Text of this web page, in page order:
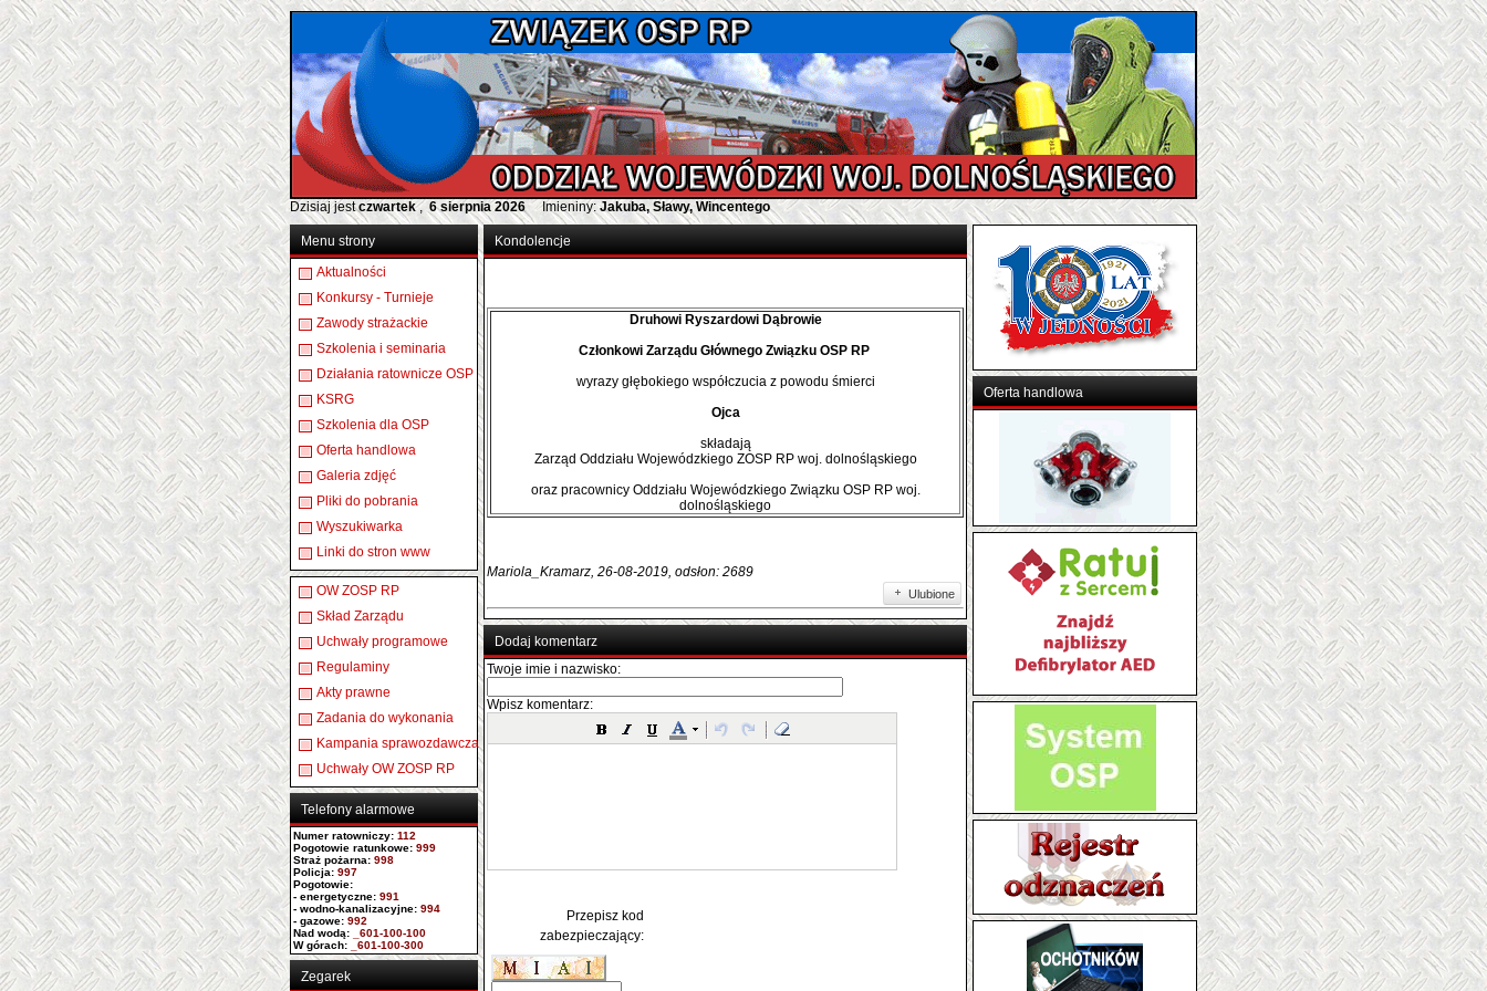
Dzisiaj jestczwartek, 6 sierpnia 2026 Imieniny: Jakuba, Sławy, Wincentego
Menu strony
Aktualności
Konkursy - Turnieje
Zawody strażackie
Szkolenia i seminaria
Działania ratownicze OSP
KSRG
Szkolenia dla OSP
Oferta handlowa
Galeria zdjęć
Pliki do pobrania
Wyszukiwarka
Linki do stron www
OW ZOSP RP
Skład Zarządu
Uchwały programowe
Regulaminy
Akty prawne
Zadania do wykonania
Kampania sprawozdawcza
Uchwały OW ZOSP RP
Telefony alarmowe
Numer ratowniczy: 112
Pogotowie ratunkowe: 999
Straż pożarna: 998
Policja: 997
Pogotowie:
- energetyczne: 991
- wodno-kanalizacyjne: 994
- gazowe: 992
Nad wodą: _601-100-100
W górach: _601-100-300
Zegarek
Kondolencje
Druhowi Ryszardowi Dąbrowie
Członkowi Zarządu Głównego Związku OSP RP
wyrazy głębokiego współczucia z powodu śmierci
Ojca
składają
Zarząd Oddziału Wojewódzkiego ZOSP RP woj. dolnośląskiego
oraz pracownicy Oddziału Wojewódzkiego Związku OSP RP woj.
dolnośląskiego
Mariola_Kramarz, 26-08-2019, odsłon: 2689
Ulubione
Dodaj komentarz
Twoje imie i nazwisko:
Wpisz komentarz:
Przepisz kod
zabezpieczający:
Oferta handlowa